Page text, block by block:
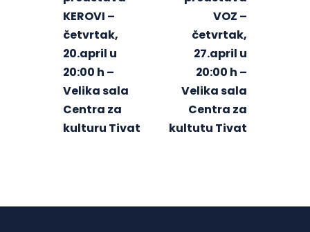
KEROVI –
četvrtak,
20.april u
20:00 h –
Velika sala
Centra za
kulturu Tivat
VOZ –
četvrtak,
27.april u
20:00 h –
Velika sala
Centra za
kultutu Tivat